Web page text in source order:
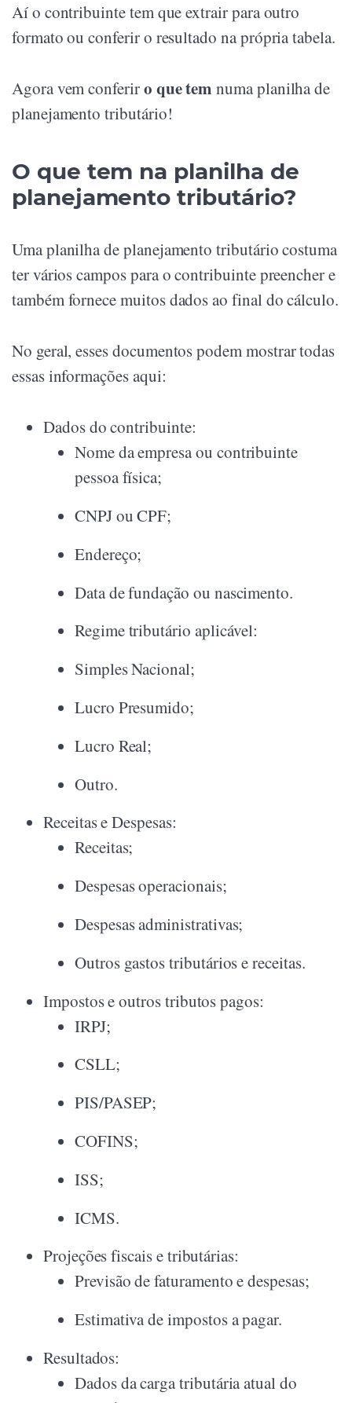
Aí o contribuinte tem que extrair para outro
formato ou conferir o resultado na própria tabela.
Agora vem conferiro que tem numa planilha de
planejamento tributário!
O que tem na planilha de
planejamento tributário?
Uma planilha de planejamento tributário costuma
ter vários campos para o contribuinte preencher e
também fornece muitos dados ao final do cálculo.
No geral, esses documentos podem mostrar todas
essas informações aqui:
Dados do contribuinte:
Nome da empresa ou contribuinte
pessoa física;
CNPJ ou CPF;
Endereço;
Data de fundação ou nascimento.
Regime tributário aplicável:
Simples Nacional;
Lucro Presumido;
Lucro Real;
Outro.
Receitas e Despesas:
Receitas;
Despesas operacionais;
Despesas administrativas;
Outros gastos tributários e receitas.
Impostos e outros tributos pagos:
IRPJ;
CSLL;
PIS/PASEP;
COFINS;
ISS;
ICMS.
Projeções fiscais e tributárias:
Previsão de faturamento e despesas;
Estimativa de impostos a pagar.
Resultados:
Dados da carga tributária atual do